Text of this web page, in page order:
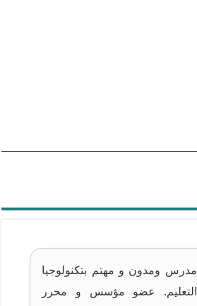
مدرس ومدون و مهتم بتكنولوجيا
التعليم. عضو مؤسس و محرر